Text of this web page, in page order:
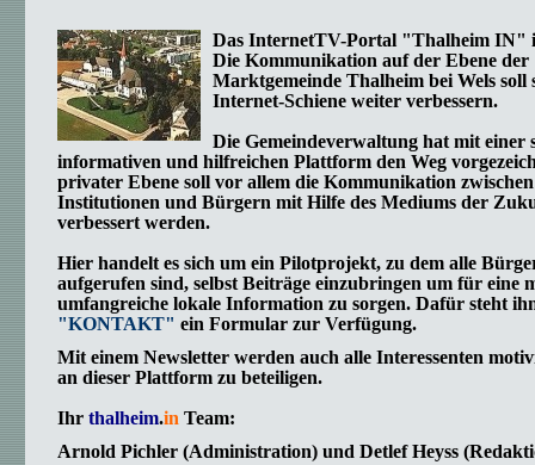
Das InternetTV-Portal "Thalheim IN"
Die Kommunikation auf der Ebene der
Marktgemeinde Thalheim bei Wels soll
Internet-Schiene weiter verbessern.
Die Gemeindeverwaltung hat mit einer
informativen und hilfreichen Plattform den Weg
privater Ebene soll vor allem die Kommunikation
Institutionen und Bürgern mit Hilfe des Mediums der
verbessert werden.
Hier handelt es sich um ein Pilotprojekt, zu dem alle
aufgerufen sind, selbst Beiträge einzubringen um für eine
umfangreiche lokale Information zu sorgen. Dafür steht
"KONTAKT" ein Formular zur Verfügung.
Mit einem Newsletter werden auch alle Interessenten
an dieser Plattform zu beteiligen.
Ihr thalheim.in Team:
Arnold Pichler (Administration) und Detlef Heyss